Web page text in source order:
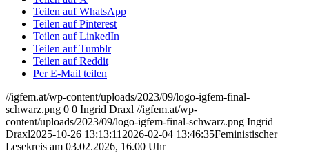
Teilen auf WhatsApp
Teilen auf Pinterest
Teilen auf LinkedIn
Teilen auf Tumblr
Teilen auf Reddit
Per E-Mail teilen
//igfem.at/wp-content/uploads/2023/09/logo-igfem-final-
schwarz.png 0 0 Ingrid Draxl //igfem.at/wp-
content/uploads/2023/09/logo-igfem-final-schwarz.png Ingrid
Draxl2025-10-26 13:13:11 2026-02-04 13:46:35Feministischer
Lesekreis am 03.02.2026, 16.00 Uhr